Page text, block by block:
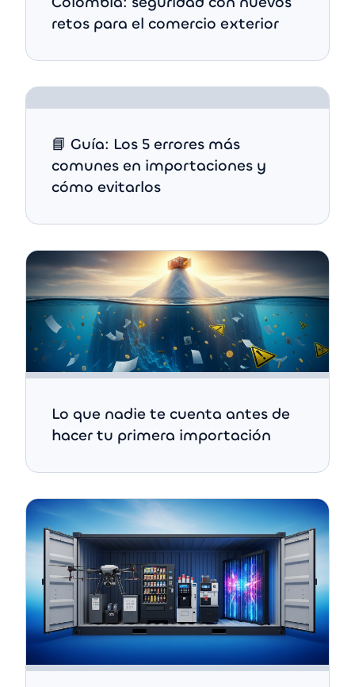
retos para el comercio exterior
📘 Guía: Los 5 errores más
comunes en importaciones y
cómo evitarlos
Lo que nadie te cuenta antes de
hacer tu primera importación